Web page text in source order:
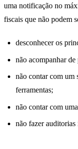
uma notificação no
fiscais que não podem
desconhecer os
não acompanhar de
não contar com um
ferramentas;
não contar com
não fazer auditorias